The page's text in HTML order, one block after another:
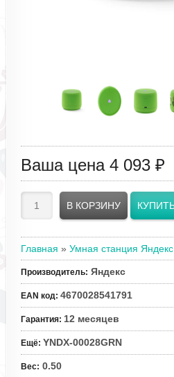
Ваша цена 4 093 ₽
Главная » Умная станция Яндекс
Производитель: Яндекс
EAN код: 4670028541791
Гарантия: 12 месяцев
Ещё: YNDX-00028GRN
Вес: 0.50